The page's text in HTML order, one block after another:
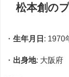
松本創の
・ 生年月日 : 1970
・ 出身地: 大阪府